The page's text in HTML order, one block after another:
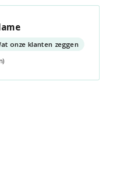
onze klanten zeggen